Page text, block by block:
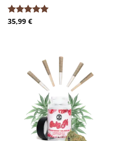
Bewertet
35,99 €